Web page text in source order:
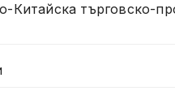
Китайска търговско-